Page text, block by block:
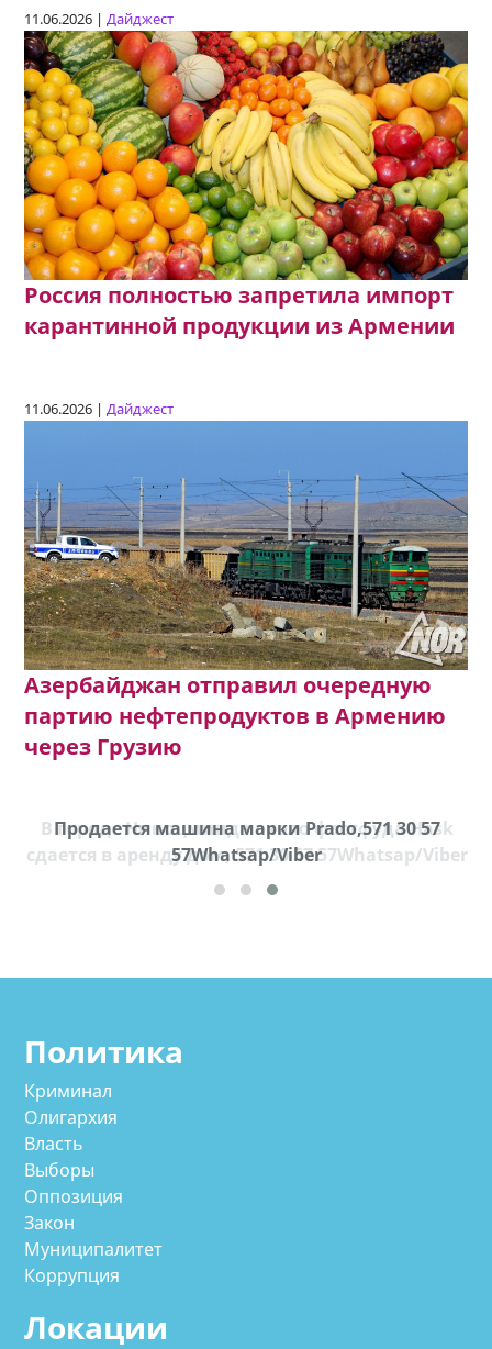
11.06.2026 |Дайджест
Россия полностью запретила импорт
карантинной продукции из Армении
11.06.2026 |Дайджест
Азербайджан отправил очередную
партию нефтепродуктов в Армению
через Грузию
В городе Ниноцминда около фастфуда Hask
cдается в аренду дом, 571 30 57 57Whatsap/Viber
Продается машина марки Prado,571 30 57
57Whatsap/Viber
Политика
Криминал
Олигархия
Власть
Выборы
Оппозиция
Закон
Муниципалитет
Коррупция
Локации